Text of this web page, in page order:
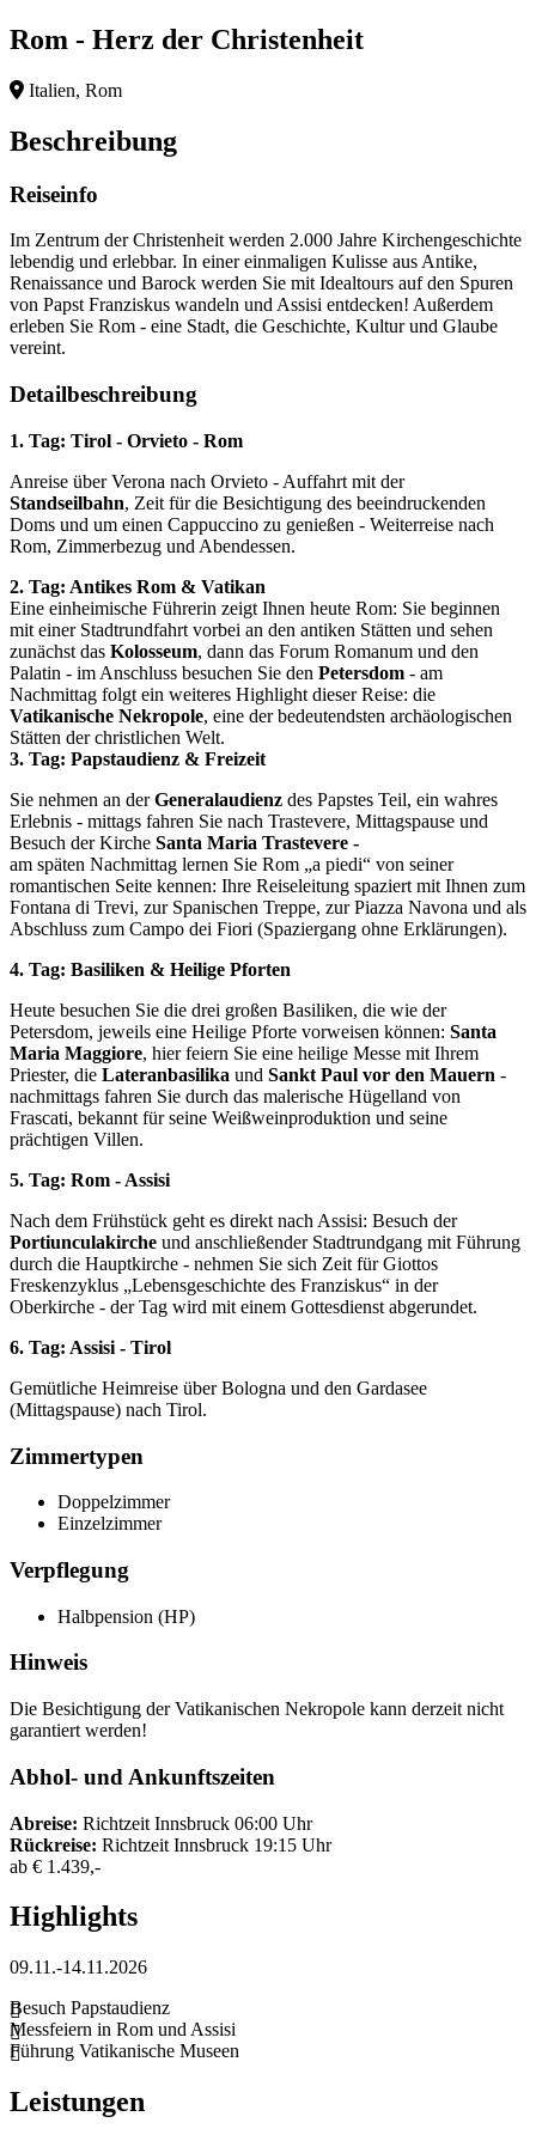
Rom - Herz der Christenheit
Italien, Rom
Beschreibung
Reiseinfo
Im Zentrum der Christenheit werden 2.000 Jahre Kirchengeschichte
lebendig und erlebbar. In einer einmaligen Kulisse aus Antike,
Renaissance und Barock werden Sie mit Idealtours auf den Spuren
von Papst Franziskus wandeln und Assisi entdecken! Außerdem
erleben Sie Rom - eine Stadt, die Geschichte, Kultur und Glaube
vereint.
Detailbeschreibung
1. Tag: Tirol - Orvieto - Rom
Anreise über Verona nach Orvieto - Auffahrt mit der
Standseilbahn, Zeit für die Besichtigung des beeindruckenden
Doms und um einen Cappuccino zu genießen - Weiterreise nach
Rom, Zimmerbezug und Abendessen.
2. Tag: Antikes Rom & Vatikan
Eine einheimische Führerin zeigt Ihnen heute Rom: Sie beginnen
mit einer Stadtrundfahrt vorbei an den antiken Stätten und sehen
zunächst das Kolosseum, dann das Forum Romanum und den
Palatin - im Anschluss besuchen Sie den Petersdom - am
Nachmittag folgt ein weiteres Highlight dieser Reise: die
Vatikanische Nekropole, eine der bedeutendsten archäologischen
Stätten der christlichen Welt.
3. Tag: Papstaudienz & Freizeit
Sie nehmen an derGeneralaudienz des Papstes Teil, ein wahres
Erlebnis - mittags fahren Sie nach Trastevere, Mittagspause und
Besuch der Kirche Santa Maria Trastevere -
am späten Nachmittag lernen Sie Rom „a piedi“ von seiner
romantischen Seite kennen: Ihre Reiseleitung spaziert mit Ihnen zum
Fontana di Trevi, zur Spanischen Treppe, zur Piazza Navona und als
Abschluss zum Campo dei Fiori (Spaziergang ohne Erklärungen).
4. Tag: Basiliken & Heilige Pforten
Heute besuchen Sie die drei großen Basiliken, die wie der
Petersdom, jeweils eine Heilige Pforte vorweisen können: Santa
Maria Maggiore, hier feiern Sie eine heilige Messe mit Ihrem
Priester, die Lateranbasilika und Sankt Paul vor den Mauern -
nachmittags fahren Sie durch das malerische Hügelland von
Frascati, bekannt für seine Weißweinproduktion und seine
prächtigen Villen.
5. Tag: Rom - Assisi
Nach dem Frühstück geht es direkt nach Assisi: Besuch der
Portiunculakirche und anschließender Stadtrundgang mit Führung
durch die Hauptkirche - nehmen Sie sich Zeit für Giottos
Freskenzyklus „Lebensgeschichte des Franziskus“ in der
Oberkirche - der Tag wird mit einem Gottesdienst abgerundet.
6. Tag: Assisi - Tirol
Gemütliche Heimreise über Bologna und den Gardasee
(Mittagspause) nach Tirol.
Zimmertypen
Doppelzimmer
Einzelzimmer
Verpflegung
Halbpension (HP)
Hinweis
Die Besichtigung der Vatikanischen Nekropole kann derzeit nicht
garantiert werden!
Abhol- und Ankunftszeiten
Abreise: Richtzeit Innsbruck 06:00 Uhr
Rückreise: Richtzeit Innsbruck 19:15 Uhr
ab € 1.439,-
Highlights
09.11.-14.11.2026
Besuch Papstaudienz
Messfeiern in Rom und Assisi
Führung Vatikanische Museen
Leistungen